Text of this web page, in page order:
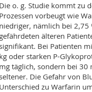
Die o. g. Studie kommt zu
Prozessen vorbeugt wie
niedriger, nämlich bei 2,75
gefährdeten älteren
Bei Patienten
kg oder starken P-
mg täglich, sondern bei 30
Die Gefahr von
Unterschied zu Warfarin